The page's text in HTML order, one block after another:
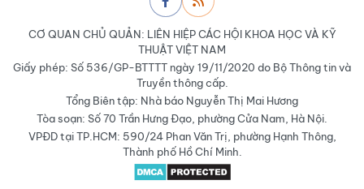
CƠ QUAN CHỦ QUẢN: LIÊN HIỆP CÁC HỘI KHOA HỌC VÀ KỸ
THUẬT VIỆT NAM
Giấy phép: Số 536/GP-BTTTT ngày 19/11/2020 do Bộ Thông tin và
Truyền thông cấp.
Tổng Biên tập: Nhà báo Nguyễn Thị Mai Hương
Tòa soạn: Số 70 Trần Hưng Đạo, phường Cửa Nam, Hà Nội.
VPĐD tại TP.HCM: 590/24 Phan Văn Trị, phường Hạnh Thông,
Thành phố Hồ Chí Minh.